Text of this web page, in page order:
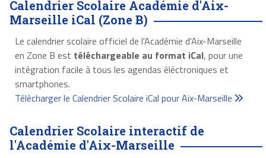
Calendrier Scolaire Académie d'Aix-
Marseille iCal (Zone B)
Le calendrier scolaire officiel de l'Académie d'Aix-Marseille
en Zone B est téléchargeable au format iCal, pour une
intégration facile à tous les agendas éléctroniques et
smartphones.
Télécharger le Calendrier Scolaire iCal pour Aix-Marseille
Calendrier Scolaire interactif de
l'Académie d'Aix-Marseille